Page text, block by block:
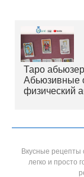
Таро
Абьюзивные
физический
Вкусные рецепты
легко и просто